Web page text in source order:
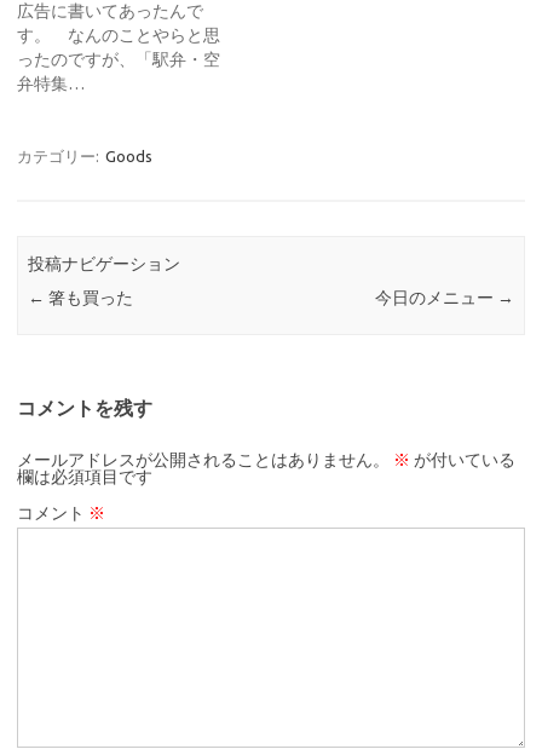
広告に書いてあったんで
す。 なんのことやらと思
ったのですが、「駅弁・空
弁特集…
カテゴリー: Goods
投稿ナビゲーション
← 箸も買った 今日のメニュー →
コメントを残す
メールアドレスが公開されることはありません。 ※ が付いている
欄は必須項目です
コメント ※